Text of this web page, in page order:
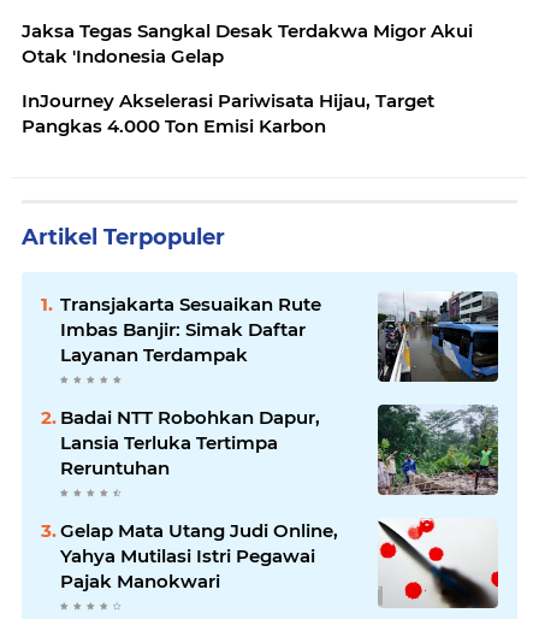
Jaksa Tegas Sangkal Desak Terdakwa Migor Akui
Otak 'Indonesia Gelap
InJourney Akselerasi Pariwisata Hijau, Target
Pangkas 4.000 Ton Emisi Karbon
Artikel Terpopuler
Transjakarta Sesuaikan Rute
Imbas Banjir: Simak Daftar
Layanan Terdampak
Badai NTT Robohkan Dapur,
Lansia Terluka Tertimpa
Reruntuhan
Gelap Mata Utang Judi Online,
Yahya Mutilasi Istri Pegawai
Pajak Manokwari